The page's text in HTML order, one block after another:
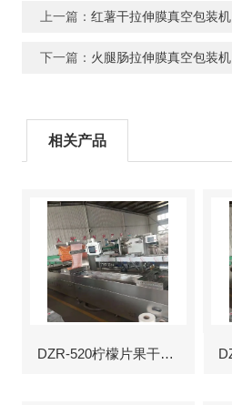
上一篇： 红薯干拉伸膜真空包装机
下一篇： 火腿肠拉伸膜真空包装机
相关产品
DZR-520柠檬片果干拉伸膜包装机